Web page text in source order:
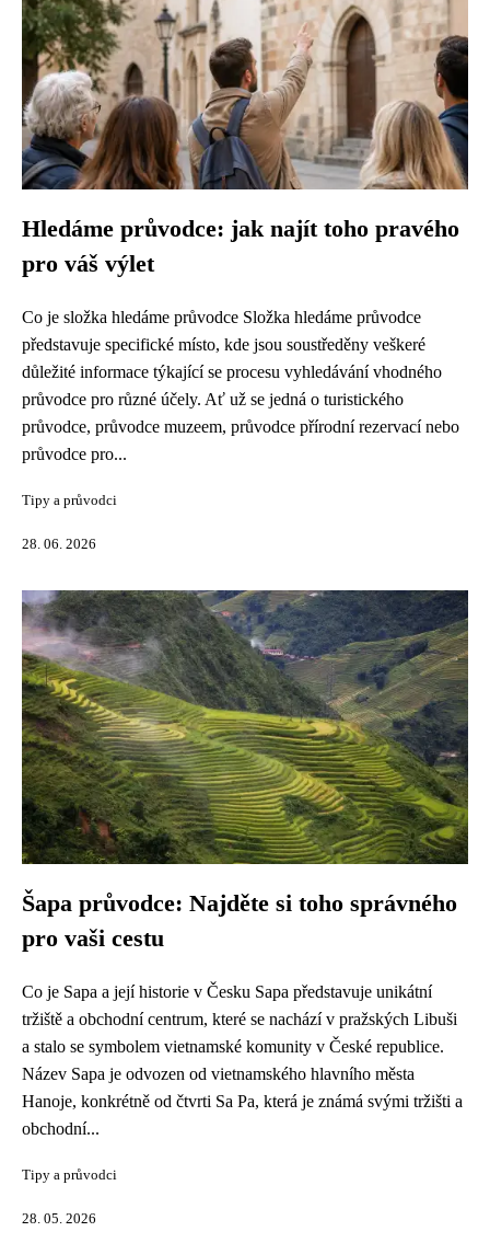
Hledáme průvodce: jak najít toho pravého
pro váš výlet
Co je složka hledáme průvodce Složka hledáme průvodce
představuje specifické místo, kde jsou soustředěny veškeré
důležité informace týkající se procesu vyhledávání vhodného
průvodce pro různé účely. Ať už se jedná o turistického
průvodce, průvodce muzeem, průvodce přírodní rezervací nebo
průvodce pro...
Tipy a průvodci
28. 06. 2026
Šapa průvodce: Najděte si toho správného
pro vaši cestu
Co je Sapa a její historie v Česku Sapa představuje unikátní
tržiště a obchodní centrum, které se nachází v pražských Libuši
a stalo se symbolem vietnamské komunity v České republice.
Název Sapa je odvozen od vietnamského hlavního města
Hanoje, konkrétně od čtvrti Sa Pa, která je známá svými tržišti a
obchodní...
Tipy a průvodci
28. 05. 2026